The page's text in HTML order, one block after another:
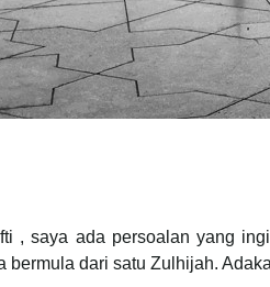
, saya ada persoalan yang
bermula dari satu Zulhijah.